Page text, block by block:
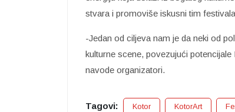
stvara i promoviše iskusni tim
-Jedan od ciljeva nam je da neki od
kulturne scene, povezujući
navode organizatori.
Tagovi: Kotor KotorArt